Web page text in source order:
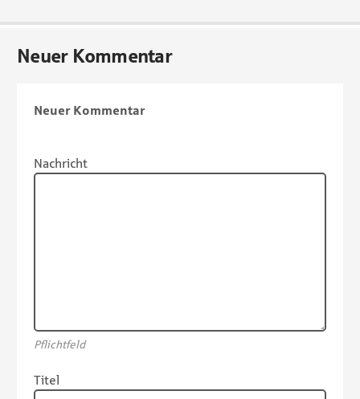
Neuer Kommentar
Neuer Kommentar
Nachricht
Pflichtfeld
Titel